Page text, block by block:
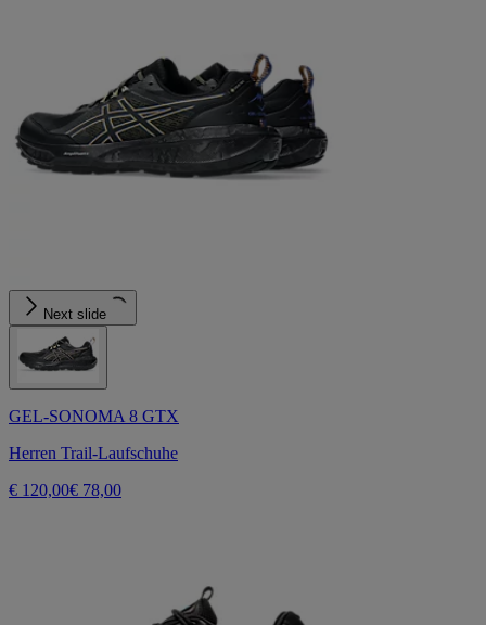
Next slide
GEL-SONOMA 8 GTX
Herren Trail-Laufschuhe
€ 120,00€ 78,00